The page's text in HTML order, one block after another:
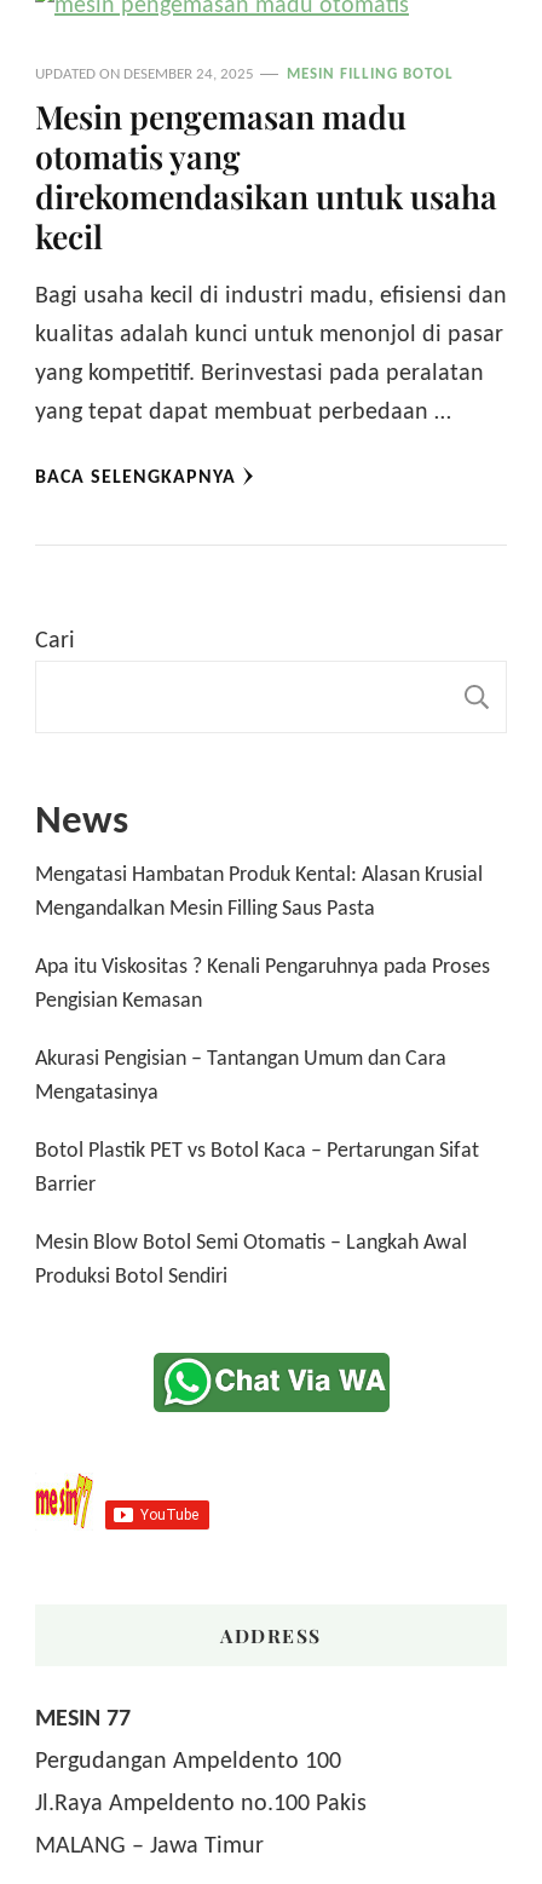
UPDATED ON DESEMBER 24, 2025 MESIN FILLING BOTOL
Mesin pengemasan madu
otomatis yang
direkomendasikan untuk usaha
kecil
Bagi usaha kecil di industri madu, efisiensi dan
kualitas adalah kunci untuk menonjol di pasar
yang kompetitif. Berinvestasi pada peralatan
yang tepat dapat membuat perbedaan …
BACA SELENGKAPNYA
Cari
News
Mengatasi Hambatan Produk Kental: Alasan Krusial
Mengandalkan Mesin Filling Saus Pasta
Apa itu Viskositas ? Kenali Pengaruhnya pada Proses
Pengisian Kemasan
Akurasi Pengisian – Tantangan Umum dan Cara
Mengatasinya
Botol Plastik PET vs Botol Kaca – Pertarungan Sifat
Barrier
Mesin Blow Botol Semi Otomatis – Langkah Awal
Produksi Botol Sendiri
ADDRESS
MESIN 77
Pergudangan Ampeldento 100
Jl.Raya Ampeldento no.100 Pakis
MALANG – Jawa Timur